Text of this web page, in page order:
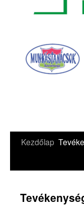
Kezdőlap